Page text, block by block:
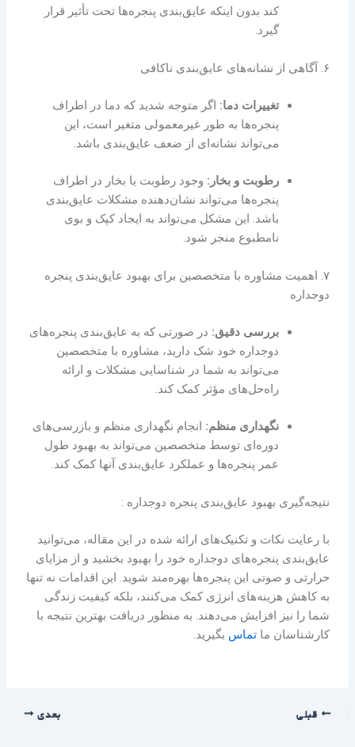
کند بدون اینکه عایق‌بندی پنجره‌ها تحت تأثیر قرار
گیرد.
۶. آگاهی از نشانه‌های عایق‌بندی ناکافی
تغییرات دما: اگر متوجه شدید که دما در اطراف
پنجره‌ها به طور غیرمعمولی متغیر است، این
می‌تواند نشانه‌ای از ضعف عایق‌بندی باشد.
رطوبت و بخار: وجود رطوبت یا بخار در اطراف
پنجره‌ها می‌تواند نشان‌دهنده مشکلات عایق‌بندی
باشد. این مشکل می‌تواند به ایجاد کپک و بوی
نامطبوع منجر شود.
۷. اهمیت مشاوره با متخصصین برای بهبود عایق‌بندی پنجره‌
دوجداره
بررسی دقیق: در صورتی که به عایق‌بندی پنجره‌های
دوجداره خود شک دارید، مشاوره با متخصصین
می‌تواند به شما در شناسایی مشکلات و ارائه
راه‌حل‌های مؤثر کمک کند.
نگهداری منظم: انجام نگهداری منظم و بازرسی‌های
دوره‌ای توسط متخصصین می‌تواند به بهبود طول
عمر پنجره‌ها و عملکرد عایق‌بندی آنها کمک کند.
نتیجه‌گیری بهبود عایق‌بندی پنجره‌ دوجداره :
با رعایت نکات و تکنیک‌های ارائه شده در این مقاله، می‌توانید
عایق‌بندی پنجره‌های دوجداره خود را بهبود بخشید و از مزایای
حرارتی و صوتی این پنجره‌ها بهره‌مند شوید. این اقدامات نه تنها
به کاهش هزینه‌های انرژی کمک می‌کنند، بلکه کیفیت زندگی
شما را نیز افزایش می‌دهند. به منظور دریافت بهترین نتیجه با
کارشناسان ماتماس بگیرید.
قبلی بعدی